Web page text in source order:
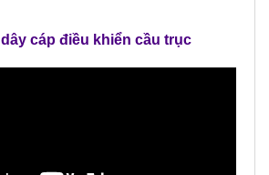
dây cáp điều khiển cầu trục